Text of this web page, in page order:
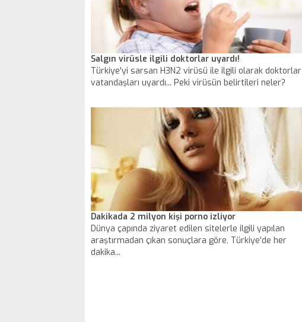
Salgın virüsle ilgili doktorlar uyardı!
Türkiye'yi sarsan H3N2 virüsü ile ilgili olarak doktorlar
vatandaşları uyardı... Peki virüsün belirtileri neler?
Dakikada 2 milyon kişi porno izliyor
Dünya çapında ziyaret edilen sitelerle ilgili yapılan
araştırmadan çıkan sonuçlara göre, Türkiye'de her
dakika...